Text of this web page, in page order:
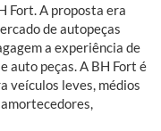
Fort. A proposta era
de autopeças
a experiência de
auto peças. A BH Fort é
veículos leves, médios